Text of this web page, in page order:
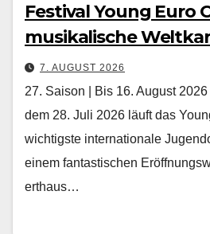
Festival Young Euro
musikalische
7. AUGUST 2026
27. Saison | Bis 16. August
dem 28. Juli 2026 läuft das
wichtig­ste inter­na­tionale
einem fan­tastis­chen
erthaus…